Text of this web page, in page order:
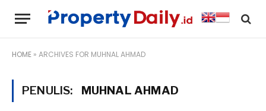
HOME » ARCHIVES FOR MUHNAL AHMAD
PENULIS: MUHNAL AHMAD